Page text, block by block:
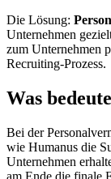
Die Lösung:
Unternehmen
zum Unternehmen
Recruiting-Prozess.
Was
Bei der
wie Humanus die
Unternehmen
am Ende die finale